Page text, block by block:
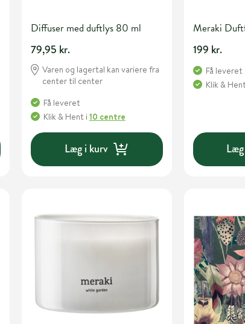
Diffuser med duftlys 80 ml
79,95 kr.
Varen og lagertal kan variere fra
center til center
Få leveret
Klik & Hent i 10 centre
Læg i kurv
Meraki
199 kr.
Få leveret
Klik & Hent